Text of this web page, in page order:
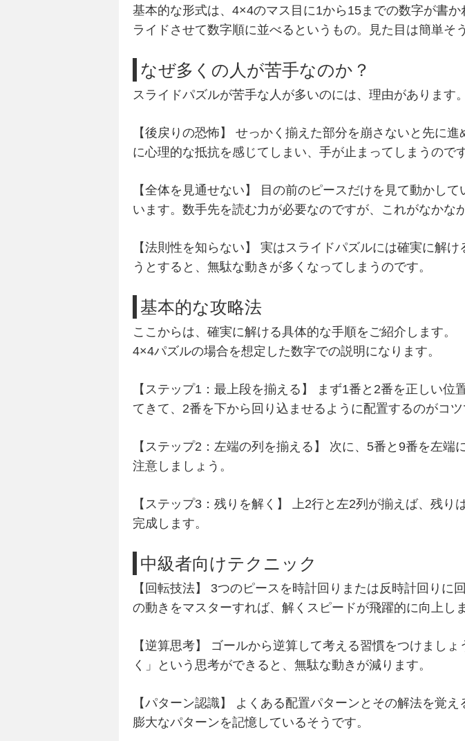
基本的な形式は、4×4のマス目に1から15までの数字が書
ライドさせて数字順に並べるというもの。見た目は簡単そ
なぜ多くの人が苦手なのか？
スライドパズルが苦手な人が多いのには、理由があります。
【後戻りの恐怖】
せっかく揃えた部分を崩さないと先に
に心理的な抵抗を感じてしまい、手が止まってしまうのです
【全体を見通せない】
目の前のピースだけを見て動かし
います。 数手先を読む力が必要なのですが、これがなかな
【法則性を知らない】 実はスライドパズルには確実に解け
うとすると、無駄な動きが多くなってしまうのです。
基本的な攻略法
ここからは、確実に解ける具体的な手順をご紹介します。
4×4パズルの場合を想定した数字での説明になります。
【ステップ1：最上段を揃える】
まず1番と2番を正しい位
てきて、2番を下から回り込ませるように配置するのがコツ
【ステップ2：左端の列を揃える】
次に、5番と9番を左端
注意しましょう。
【ステップ3：残りを解く】
上2行と左2列が揃えば、残り
完成します。
中級者向けテクニック
【回転技法】
3つのピースを時計回りまたは反時計回りに
の動きをマスターすれば、解くスピードが飛躍的に向上しま
【逆算思考】
ゴールから逆算して考える習慣をつけまし
く」という思考ができると、無駄な動きが減ります。
【パターン認識】
よくある配置パターンとその解法を覚
膨大なパターンを記憶しているそうです。